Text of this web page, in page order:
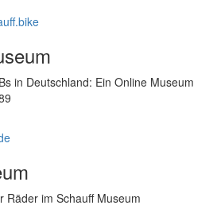
in Deutschland: Ein Online Museum
Räder im Schauff Museum